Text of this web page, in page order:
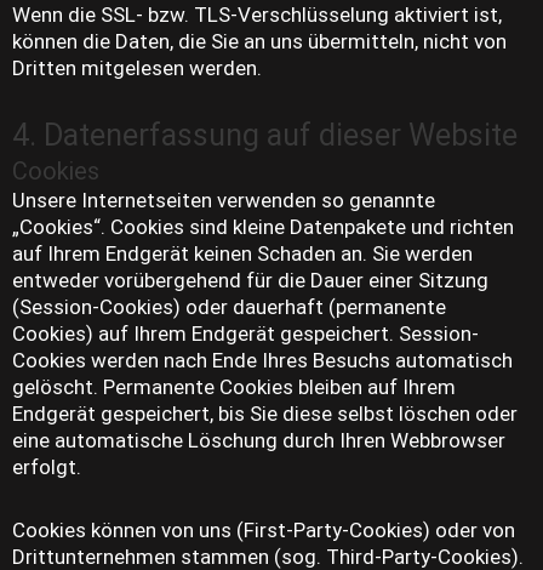
Wenn die SSL- bzw. TLS-Verschlüsselung aktiviert ist,
können die Daten, die Sie an uns übermitteln, nicht von
Dritten mitgelesen werden.
4. Datenerfassung auf dieser Website
Cookies
Unsere Internetseiten verwenden so genannte
„Cookies“. Cookies sind kleine Datenpakete und richten
auf Ihrem Endgerät keinen Schaden an. Sie werden
entweder vorübergehend für die Dauer einer Sitzung
(Session-Cookies) oder dauerhaft (permanente
Cookies) auf Ihrem Endgerät gespeichert. Session-
Cookies werden nach Ende Ihres Besuchs automatisch
gelöscht. Permanente Cookies bleiben auf Ihrem
Endgerät gespeichert, bis Sie diese selbst löschen oder
eine automatische Löschung durch Ihren Webbrowser
erfolgt.
Cookies können von uns (First-Party-Cookies) oder von
Drittunternehmen stammen (sog. Third-Party-Cookies).